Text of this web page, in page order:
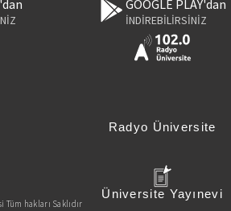
GOOGLE PLAY'dan
İNDİREBİLİRSİNİZ
Radyo Üniversite
Üniversite Yayınevi
hakları Saklıdır